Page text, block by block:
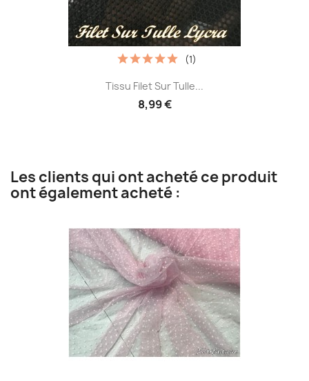
Tissu Filet Sur Tulle...
8,99 €
(1)
Les clients qui ont acheté ce produit
ont également acheté :